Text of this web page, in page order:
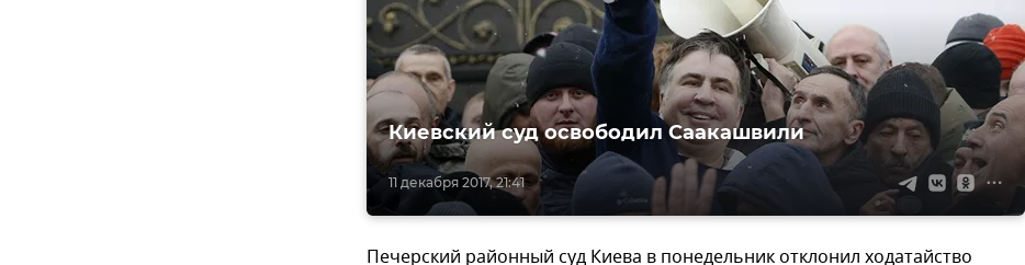
11 декабря 2017, 21:41
Киевский суд освободил Саакашвили
Печерский районный суд Киева в понедельник отклонил ходатайство